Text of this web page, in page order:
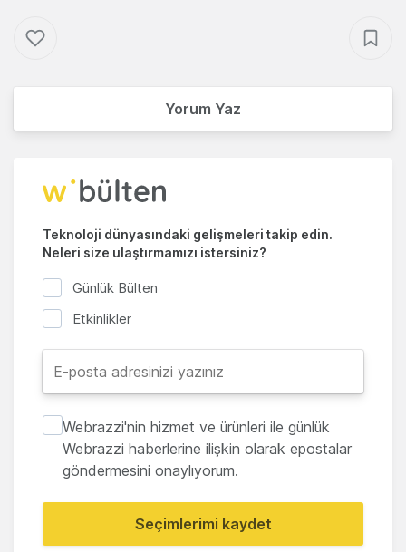
Yorum Yaz
Teknoloji dünyasındaki gelişmeleri takip edin.
Neleri size ulaştırmamızı istersiniz?
Günlük Bülten
Etkinlikler
Webrazzi'nin hizmet ve ürünleri ile günlük
Webrazzi haberlerine ilişkin olarak epostalar
göndermesini onaylıyorum.
Seçimlerimi kaydet